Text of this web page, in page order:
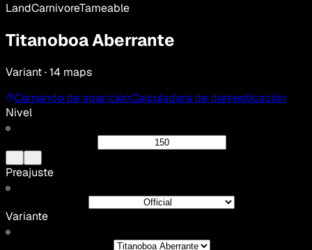
LandCarnivoreTameable
Titanoboa Aberrante
Variant · 14 maps
Comando de apariciónCalculadora de domesticación
Nivel
Preajuste
Variante